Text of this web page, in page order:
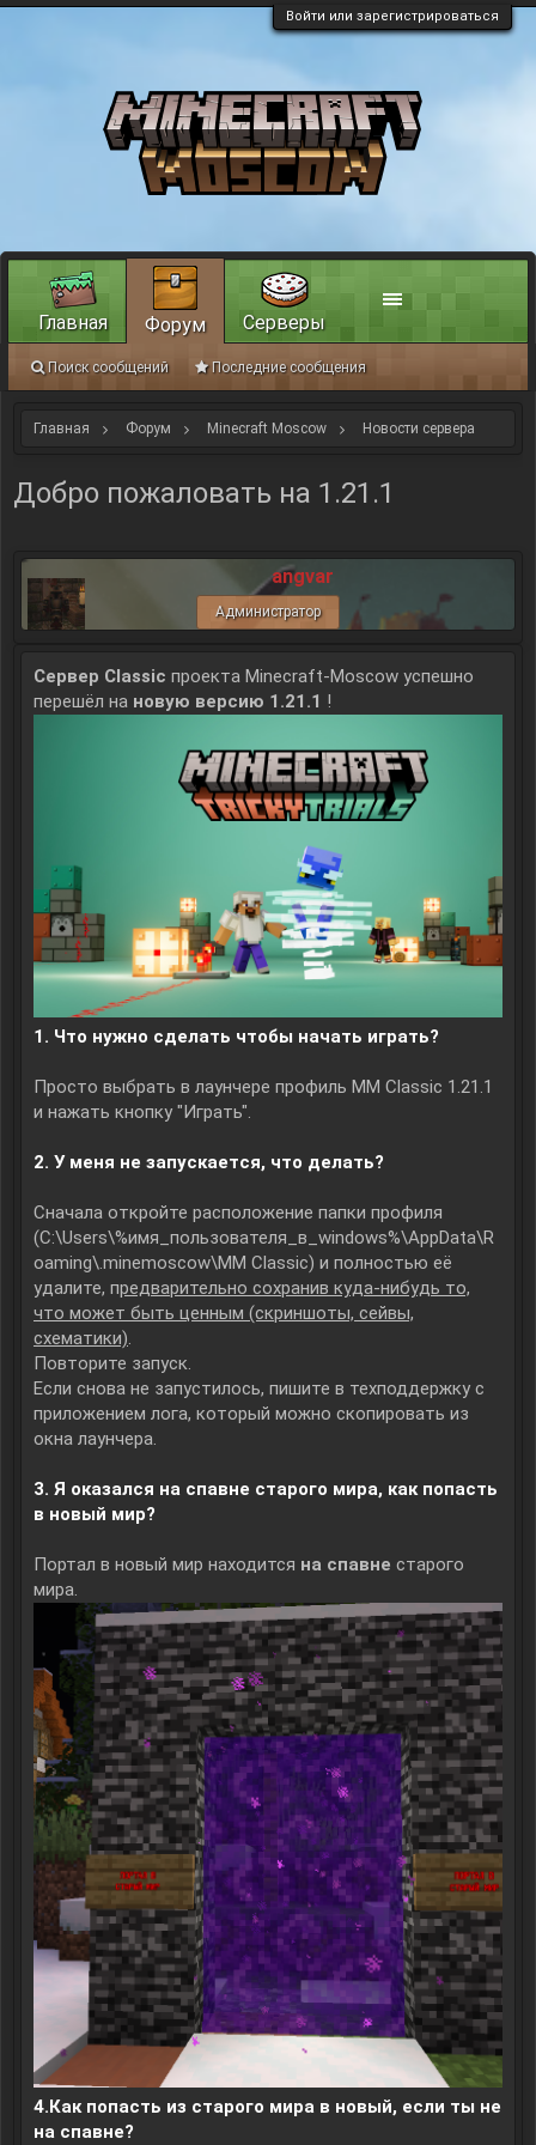
Войти или зарегистрироваться
Главная Форум Minecraft Moscow Новости сервера
Добро пожаловать на 1.21.1
angvar
Администратор
Сервер Classic проекта Minecraft-Moscow успешно
перешёл на новую версию 1.21.1 !
1. Что нужно сделать чтобы начать играть?
Просто выбрать в лаунчере профиль MM Classic 1.21.1
и нажать кнопку "Играть".
2. У меня не запускается, что делать?
Сначала откройте расположение папки профиля
(C:\Users\%имя_пользователя_в_windows%\AppData\R
oaming\.minemoscow\MM Classic) и полностью её
удалите, предварительно сохранив куда-нибудь то,
что может быть ценным (скриншоты, сейвы,
схематики).
Повторите запуск.
Если снова не запустилось, пишите в техподдержку с
приложением лога, который можно скопировать из
окна лаунчера.
3. Я оказался на спавне старого мира, как попасть
в новый мир?
Портал в новый мир находится на спавне старого
мира.
4.Как попасть из старого мира в новый, если ты не
на спавне?
Главная Форум
Поиск сообщений Последние сообщения
Серверы